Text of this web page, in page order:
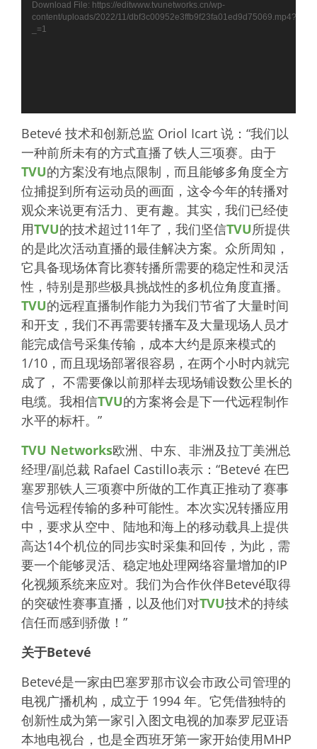
Download File: https://editwww.tvunetworks.cn/wp-
content/uploads/2022/11/dbf3c00952e3ffb9f23fa01ed9d75069.mp4?
_=1
Betevé 技术和创新总监 Oriol Icart 说：“我们以
一种前所未有的方式直播了铁人三项赛。由于
TVU的方案没有地点限制，而且能够多角度全方
位捕捉到所有运动员的画面，这令今年的转播对
观众来说更有活力、更有趣。其实，我们已经使
用TVU的技术超过11年了，我们坚信TVU所提供
的是此次活动直播的最佳解决方案。众所周知，
它具备现场体育比赛转播所需要的稳定性和灵活
性，特别是那些极具挑战性的多机位角度直播。
TVU的远程直播制作能力为我们节省了大量时间
和开支，我们不再需要转播车及大量现场人员才
能完成信号采集传输，成本大约是原来模式的
1/10，而且现场部署很容易，在两个小时内就完
成了， 不需要像以前那样去现场铺设数公里长的
电缆。我相信TVU的方案将会是下一代远程制作
水平的标杆。”
TVU Networks欧洲、中东、非洲及拉丁美洲总
经理/副总裁 Rafael Castillo表示：“Betevé 在巴
塞罗那铁人三项赛中所做的工作真正推动了赛事
信号远程传输的多种可能性。本次实况转播应用
中，要求从空中、陆地和海上的移动载具上提供
高达14个机位的同步实时采集和回传，为此，需
要一个能够灵活、稳定地处理网络容量增加的IP
化视频系统来应对。我们为合作伙伴Betevé取得
的突破性赛事直播，以及他们对TVU技术的持续
信任而感到骄傲！”
关于Betevé
Betevé是一家由巴塞罗那市议会市政公司管理的
电视广播机构，成立于 1994 年。它凭借独特的
创新性成为第一家引入图文电视的加泰罗尼亚语
本地电视台，也是全西班牙第一家开始使用MHP